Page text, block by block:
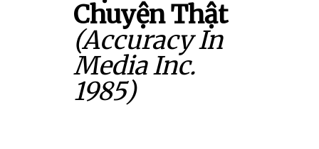
Chuyện Thật
(Accuracy In
Media Inc.
1985)